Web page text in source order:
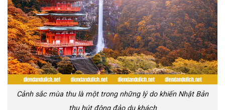
Cảnh sắc mùa thu là một trong những lý do khiến Nhật Bản